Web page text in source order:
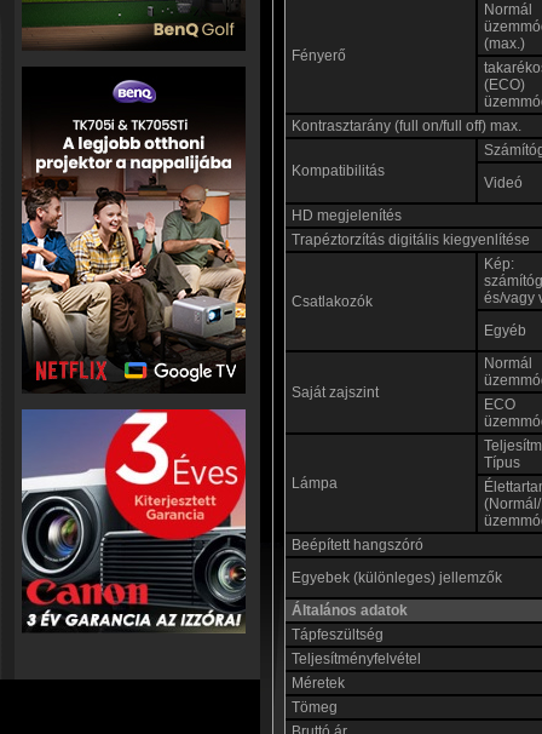
Fényerő
Normál
(max.)
(ECO)
Kontrasztarány (full on/full off) max.
Kompatibilitás
Videó
HD megjelenítés
Trapéztorzítás digitális kiegyenlítése
Csatlakozók
Kép:
és/vagy
Egyéb
Saját zajszint
Normál
ECO
Lámpa
Típus
Beépített hangszóró
Egyebek (különleges) jellemzők
Általános adatok
Tápfeszültség
Teljesítményfelvétel
Méretek
Tömeg